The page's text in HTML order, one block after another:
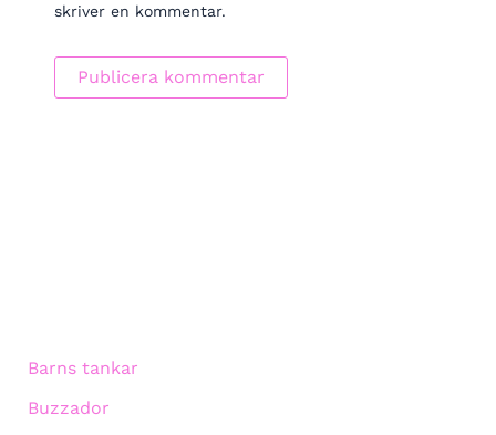
skriver en kommentar.
Barns tankar
Buzzador